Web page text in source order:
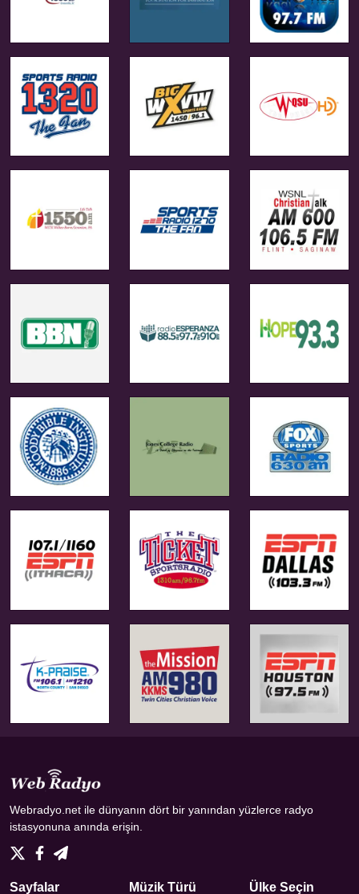
Webradyo.net ile dünyanın dört bir yanından yüzlerce radyo
istasyonuna anında erişin.
Sayfalar Müzik Türü Ülke Seçin